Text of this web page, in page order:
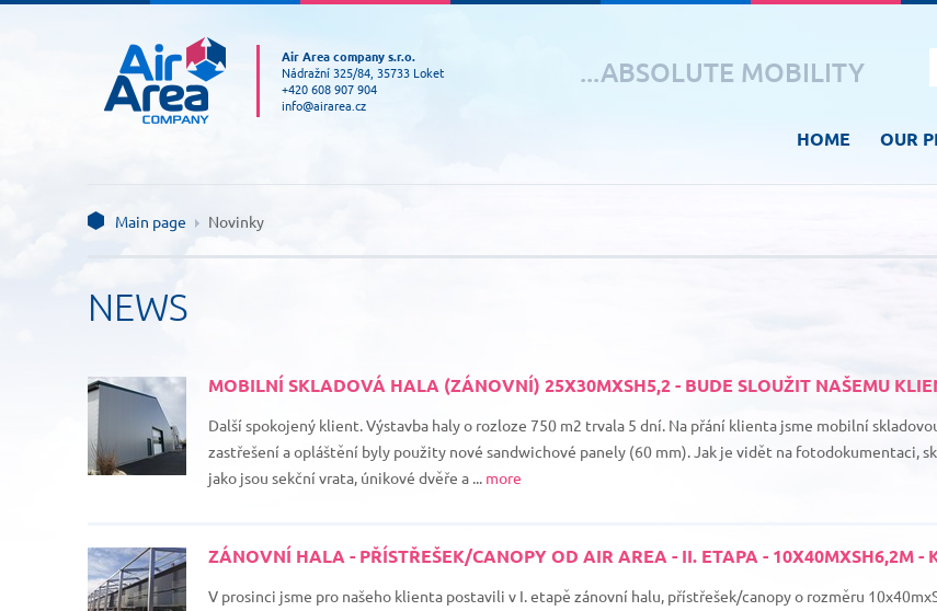
Air Area company s.r.o.
Nádražní 325/84, 35733 Loket
+420 608 907 904
info@airarea.cz
...ABSOLUTE MOBILITY
HOME OUR
Main page Novinky
NEWS
MOBILNÍ SKLADOVÁ HALA (ZÁNOVNÍ) 25X30MXSH5,2 - BUDE SLOUŽIT NAŠEMU
Další spokojený klient. Výstavba haly o rozloze 750 m2 trvala 5 dní. Na přání klienta jsme mobilní
zastřešení a opláštění byly použity nové sandwichové panely (60 mm). Jak je vidět na fotodokumentaci,
jako jsou sekční vrata, únikové dvěře a ... more
ZÁNOVNÍ HALA - PŘÍSTŘEŠEK/CANOPY OD AIR AREA - II. ETAPA - 10X40MXSH6,2M -
V prosinci jsme pro našeho klienta postavili v I. etapě zánovní halu, přístřešek/canopy o rozměru